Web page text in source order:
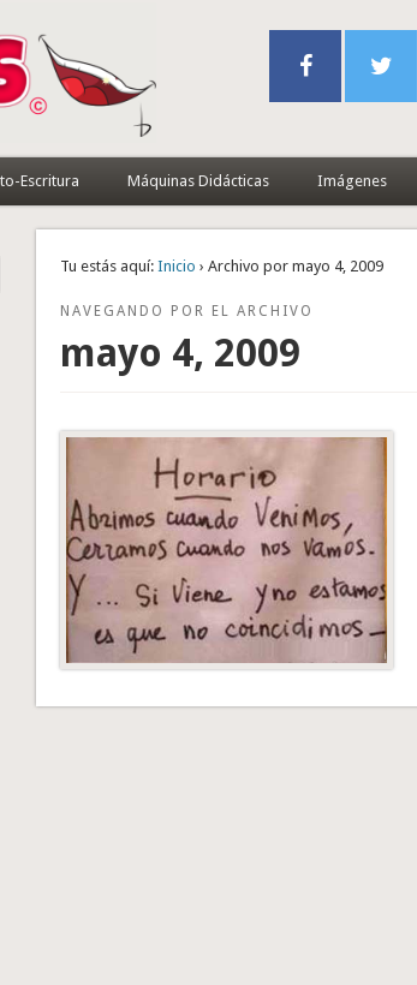
Escritura Máquinas Didácticas Imágenes
Tu estás aquí: Inicio › Archivo por mayo 4, 2009
NAVEGANDO POR EL ARCHIVO
mayo 4, 2009